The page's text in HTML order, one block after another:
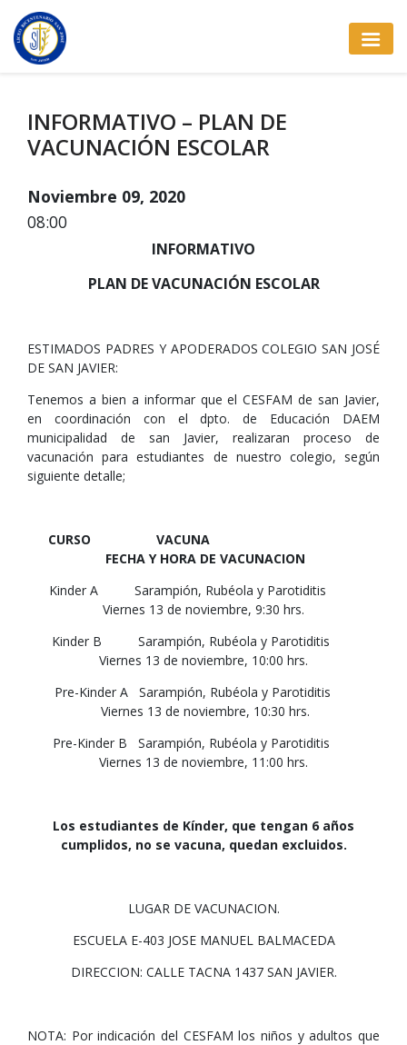
INFORMATIVO – PLAN DE
VACUNACIÓN ESCOLAR
Noviembre 09, 2020
08:00
INFORMATIVO
PLAN DE VACUNACIÓN ESCOLAR
ESTIMADOS PADRES Y APODERADOS COLEGIO SAN JOSÉ
DE SAN JAVIER:
Tenemos a bien a informar que el CESFAM de san Javier,
en coordinación con el dpto. de Educación DAEM
municipalidad de san Javier, realizaran proceso de
vacunación para estudiantes de nuestro colegio, según
siguiente detalle;
CURSO VACUNA
FECHA Y HORA DE VACUNACION
Kinder A Sarampión, Rubéola y Parotiditis
Viernes 13 de noviembre, 9:30 hrs.
Kinder B Sarampión, Rubéola y Parotiditis
Viernes 13 de noviembre, 10:00 hrs.
Pre-Kinder A Sarampión, Rubéola y Parotiditis
Viernes 13 de noviembre, 10:30 hrs.
Pre-Kinder B Sarampión, Rubéola y Parotiditis
Viernes 13 de noviembre, 11:00 hrs.
Los estudiantes de Kínder, que tengan 6 años
cumplidos, no se vacuna, quedan excluidos.
LUGAR DE VACUNACION.
ESCUELA E-403 JOSE MANUEL BALMACEDA
DIRECCION: CALLE TACNA 1437 SAN JAVIER.
NOTA: Por indicación del CESFAM los niños y adultos que